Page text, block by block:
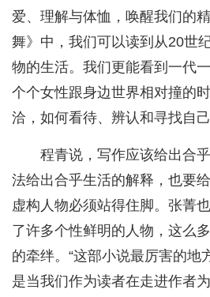
爱、理解与体恤，唤醒我们的
舞》中，我们可以读到从20世
物的生活。我们更能看到一代
个个女性跟身边世界相对撞的
洽，如何看待、辨认和寻找自
程青说，写作应该给出合
法给出合乎生活的解释，也要
虚构人物必须站得住脚。张菁
了许多个性鲜明的人物，这么
的牵绊。“这部小说最厉害的地
是当我们作为读者在走进作者